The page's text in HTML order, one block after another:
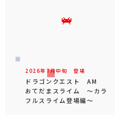
2026年 7月中旬 登場
ドラゴンクエスト AM
おてだまスライム ～カラ
フルスライム登場編～